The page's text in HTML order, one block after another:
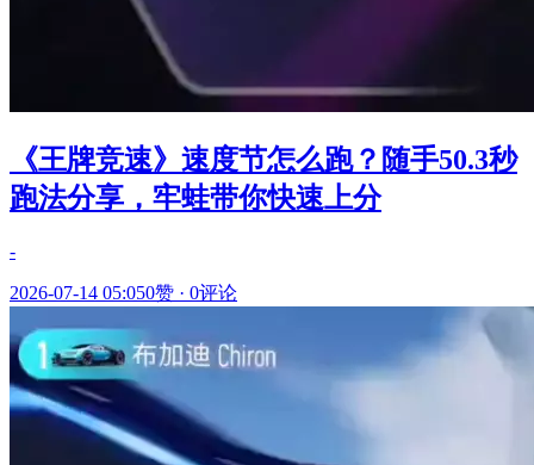
《王牌竞速》速度节怎么跑？随手50.3秒
跑法分享，牢蛙带你快速上分
-
2026-07-14 05:050赞 · 0评论